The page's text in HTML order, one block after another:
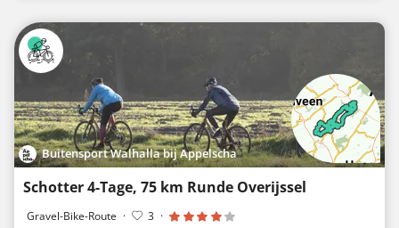
Buitensport Walhalla bij Appelscha
Schotter 4-Tage, 75 km Runde Overijssel
Gravel-Bike-Route · 3 ·